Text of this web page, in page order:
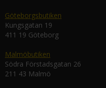
Göteborgsbutiken
Kungsgatan 19
411 19 Göteborg
Malmöbutiken
Södra Förstadsgatan 26
211 43 Malmö